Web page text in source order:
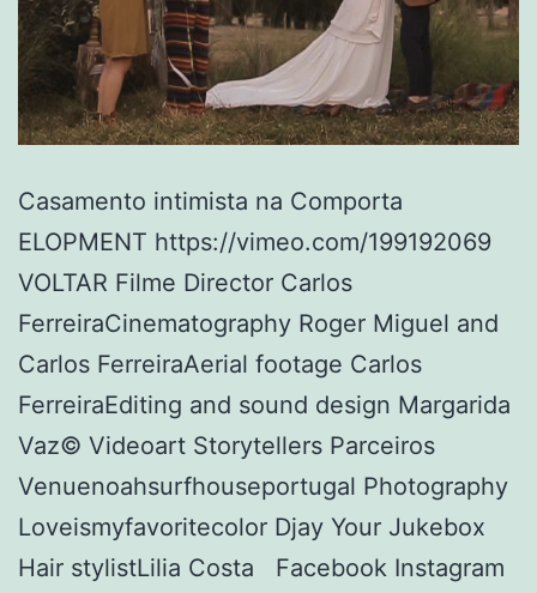
Casamento intimista na Comporta
ELOPMENT https://vimeo.com/199192069
VOLTAR Filme Director Carlos
FerreiraCinematography Roger Miguel and
Carlos FerreiraAerial footage Carlos
FerreiraEditing and sound design Margarida
Vaz© Videoart Storytellers Parceiros
Venuenoahsurfhouseportugal Photography
Loveismyfavoritecolor Djay Your Jukebox
Hair stylistLilia Costa Facebook Instagram